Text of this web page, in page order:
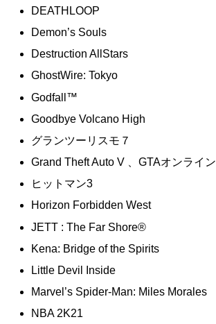
DEATHLOOP
Demon’s Souls
Destruction AllStars
GhostWire: Tokyo
Godfall™
Goodbye Volcano High
グランツーリスモ７
Grand Theft Auto V 、GTAオンライン
ヒットマン3
Horizon Forbidden West
JETT : The Far Shore®
Kena: Bridge of the Spirits
Little Devil Inside
Marvel’s Spider-Man: Miles Morales
NBA 2K21